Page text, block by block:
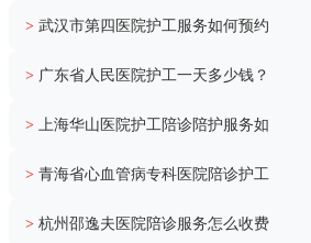
> 武汉市第四医院护工服务如何预约
> 广东省人民医院护工一天多少钱？
> 上海华山医院护工陪诊陪护服务如
> 青海省心血管病专科医院陪诊护工
> 杭州邵逸夫医院陪诊服务怎么收费